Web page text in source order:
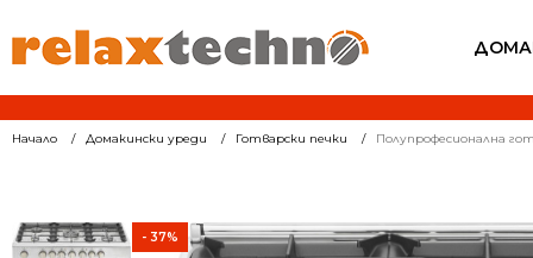
Начало Домакински уреди Готварски печки Полупрофесионална
- 37%